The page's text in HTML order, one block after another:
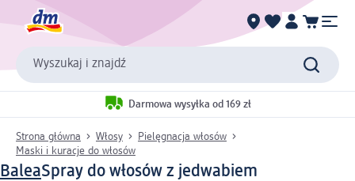
Wyszukaj i znajdź
Darmowa wysyłka od 169 zł
Strona główna Włosy
Pielęgnacja włosów
Maski i kuracje do włosów
BaleaSpray do włosów z jedwabiem